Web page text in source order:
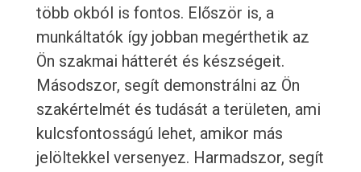
több okból is fontos. Először is, a
munkáltatók így jobban megérthetik az
Ön szakmai hátterét és készségeit.
Másodszor, segít demonstrálni az Ön
szakértelmét és tudását a területen, ami
kulcsfontosságú lehet, amikor más
jelöltekkel versenyez. Harmadszor, segít